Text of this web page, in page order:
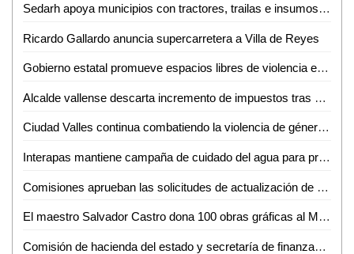
Sedarh apoya municipios con tractores, trailas e insumos para cultivo en la Huasteca
Ricardo Gallardo anuncia supercarretera a Villa de Reyes
Gobierno estatal promueve espacios libres de violencia en las escuelas
Alcalde vallense descarta incremento de impuestos tras solicitud de crédito
Ciudad Valles continua combatiendo la violencia de género a través de programas específicos
Interapas mantiene campaña de cuidado del agua para promover el cambio de hábitos en el hogar.
Comisiones aprueban las solicitudes de actualización de valores unitarios de suelo y construcción para los municipios para el ejercicio fiscal 2025
El maestro Salvador Castro dona 100 obras gráficas al MUNI de la UASLP
Comisión de hacienda del estado y secretaría de finanzas, inician análisis del paquete fiscal 2025